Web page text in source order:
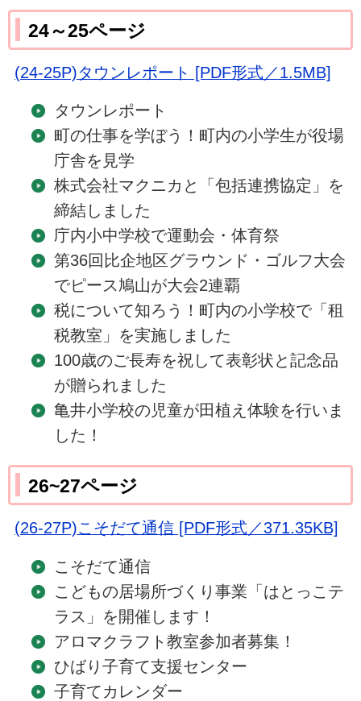
24～25ページ
(24-25P)タウンレポート [PDF形式／1.5MB]
タウンレポート
町の仕事を学ぼう！町内の小学生が役場
庁舎を見学
株式会社マクニカと「包括連携協定」を
締結しました
庁内小中学校で運動会・体育祭
第36回比企地区グラウンド・ゴルフ大会
でピース鳩山が大会2連覇
税について知ろう！町内の小学校で「租
税教室」を実施しました
100歳のご長寿を祝して表彰状と記念品
が贈られました
亀井小学校の児童が田植え体験を行いま
した！
26~27ページ
(26-27P)こそだて通信 [PDF形式／371.35KB]
こそだて通信
こどもの居場所づくり事業「はとっこテ
ラス」を開催します！
アロマクラフト教室参加者募集！
ひばり子育て支援センター
子育てカレンダー